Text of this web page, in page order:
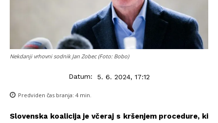
Nekdanji vrhovni sodnik Jan Zobec (Foto: Bobo)
Datum: 5. 6. 2024, 17:12
Predviden čas branja: 4 min.
Slovenska koalicija je včeraj s kršenjem procedure, ki